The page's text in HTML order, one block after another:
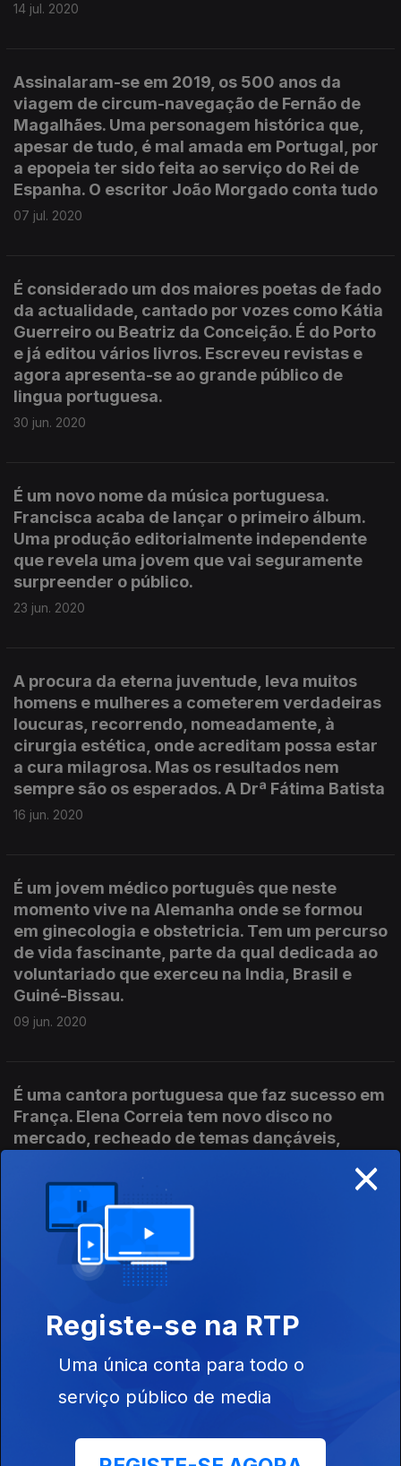
14 jul. 2020
Assinalaram-se em 2019, os 500 anos da
viagem de circum-navegação de Fernão de
Magalhães. Uma personagem histórica que,
apesar de tudo, é mal amada em Portugal, por
a epopeia ter sido feita ao serviço do Rei de
Espanha. O escritor João Morgado conta tudo
07 jul. 2020
É considerado um dos maiores poetas de fado
da actualidade, cantado por vozes como Kátia
Guerreiro ou Beatriz da Conceição. É do Porto
e já editou vários livros. Escreveu revistas e
agora apresenta-se ao grande público de
lingua portuguesa.
30 jun. 2020
É um novo nome da música portuguesa.
Francisca acaba de lançar o primeiro álbum.
Uma produção editorialmente independente
que revela uma jovem que vai seguramente
surpreender o público.
23 jun. 2020
A procura da eterna juventude, leva muitos
homens e mulheres a cometerem verdadeiras
loucuras, recorrendo, nomeadamente, à
cirurgia estética, onde acreditam possa estar
a cura milagrosa. Mas os resultados nem
sempre são os esperados. A Drª Fátima Batista
16 jun. 2020
É um jovem médico português que neste
momento vive na Alemanha onde se formou
em ginecologia e obstetricia. Tem um percurso
de vida fascinante, parte da qual dedicada ao
voluntariado que exerceu na India, Brasil e
Guiné-Bissau.
09 jun. 2020
É uma cantora portuguesa que faz sucesso em
França. Elena Correia tem novo disco no
mercado, recheado de temas dançáveis,
Espera obter um dia um lugar ao sol na terra
dos seus pais.
02 jun. 2020
26 mai. 2020
Catarina Avelar é uma das grandes damas do
conhecem como Avó Herminia da série
×
Registe-se na RTP
Uma única conta para todo o
serviço público de media